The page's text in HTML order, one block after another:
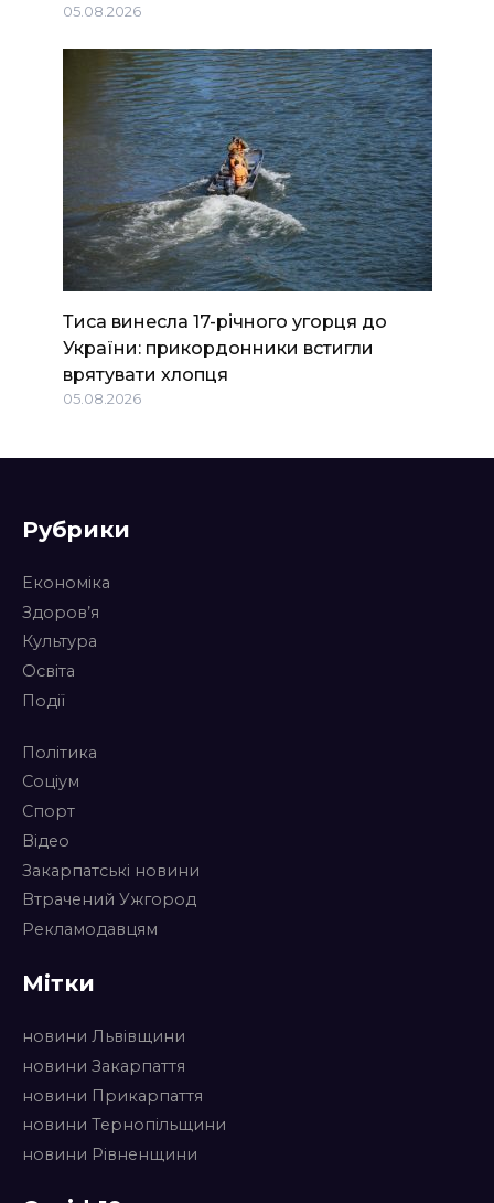
05.08.2026
Тиса винесла 17-річного угорця до
України: прикордонники встигли
врятувати хлопця
05.08.2026
Рубрики
Економіка
Здоров’я
Культура
Освіта
Події
Політика
Соціум
Спорт
Відео
Закарпатські новини
Втрачений Ужгород
Рекламодавцям
Мітки
новини Львівщини
новини Закарпаття
новини Прикарпаття
новини Тернопільщини
новини Рівненщини